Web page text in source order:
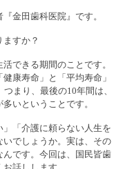
金田歯科医院』です。
ますか？
できる期間のことです。
康寿命」と「平均寿命」
まり、最後の10年間は、
いということです。
」「介護に頼らない人生を
でしょうか。実は、その
です。今回は、国民皆歯